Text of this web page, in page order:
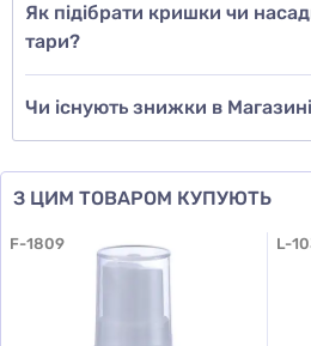
Як підібрати кришки чи
тари?
Чи існують знижки в
З ЦИМ ТОВАРОМ КУПУЮТЬ
F-1809 L-